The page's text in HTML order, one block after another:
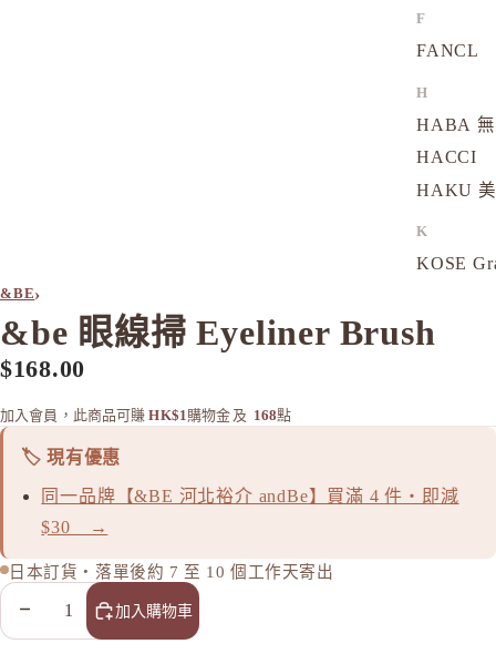
F
FANCL
H
HABA
HACCI
HAKU
K
KOSE
La
&BE›
&be 眼線掃 Eyeliner Brush
$168.00
加入會員，此商品可賺 HK$1 購物金 及 168點
🏷️ 現有優惠
同一品牌【&BE 河北裕介 andBe】買滿 4 件・即減
$30 →
日本訂貨・落單後約 7 至 10 個工作天寄出
減少數量 增加數量
加入購物車